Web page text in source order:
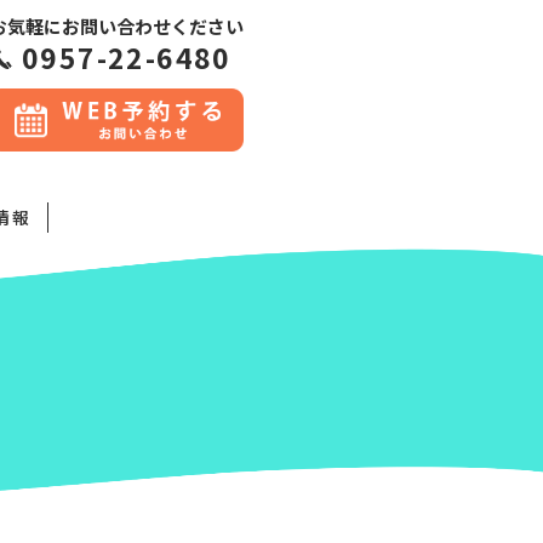
気軽にお問い合わせください
0957-22-6480
報